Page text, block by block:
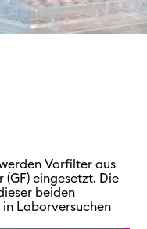
Vorfilter aus
(GF) eingesetzt. Die
beiden
Laborversuchen